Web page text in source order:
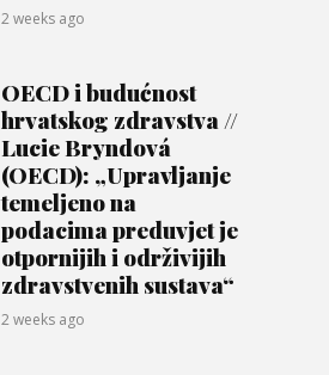
2 weeks ago
OECD i budućnost
hrvatskog zdravstva //
Lucie Bryndová
(OECD): „Upravljanje
temeljeno na
podacima preduvjet je
otpornijih i održivijih
zdravstvenih sustava“
2 weeks ago